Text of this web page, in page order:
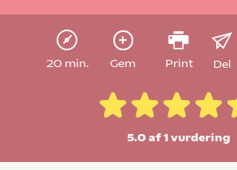
20 min. Gem Print Del
5.0 af 1vurdering